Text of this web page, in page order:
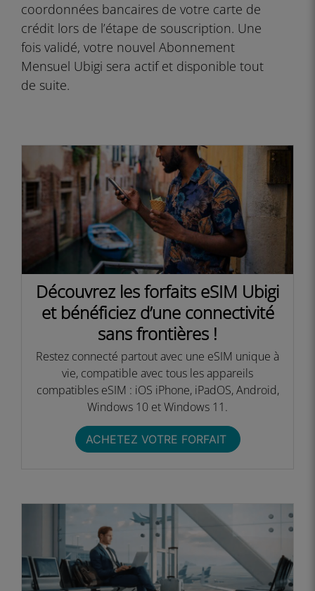
coordonnées bancaires de votre carte de
crédit lors de l’étape de souscription. Une
fois validé, votre nouvel Abonnement
Mensuel Ubigi sera actif et disponible tout
de suite.
Découvrez les forfaits eSIM Ubigi
et bénéficiez d’une connectivité
sans frontières !​
Restez connecté partout avec une eSIM unique à
vie, compatible avec tous les appareils
compatibles eSIM : iOS iPhone, iPadOS, Android,
Windows 10 et Windows 11.​
ACHETEZ VOTRE FORFAIT ​